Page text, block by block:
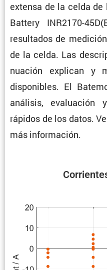
extensa de la celda
Battery INR2170-
resul­tados de
de la celda. Las
nua­ción explican y
dispo­ni­bles. El
análisis, evalua­ción
rápidos de los datos.
más información.